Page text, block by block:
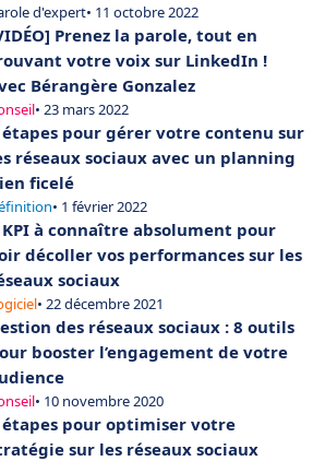
d'expert• 11 octobre 2022
Prenez la parole, tout en
votre voix sur LinkedIn !
Bérangère Gonzalez
• 23 mars 2022
étapes pour gérer votre contenu sur
réseaux sociaux avec un planning
ficelé
• 1 février 2022
à connaître absolument pour
décoller vos performances sur les
sociaux
• 22 décembre 2021
des réseaux sociaux : 8 outils
booster l’engagement de votre
• 10 novembre 2020
étapes pour optimiser votre
sur les réseaux sociaux